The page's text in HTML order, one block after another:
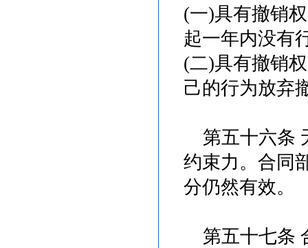
(一)具有撤销
起一年内没有
(二)具有撤销
己的行为放弃
第五十六条
约束力。合同
分仍然有效。
第五十七条